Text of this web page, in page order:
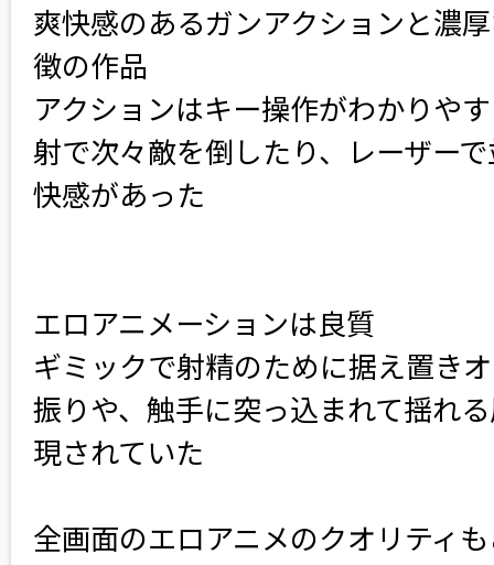
爽快感のあるガンアクションと濃
徴の作品
アクションはキー操作がわかりや
射で次々敵を倒したり、レーザー
快感があった
エロアニメーションは良質
ギミックで射精のために据え置き
振りや、触手に突っ込まれて揺れ
現されていた
全画面のエロアニメのクオリティ